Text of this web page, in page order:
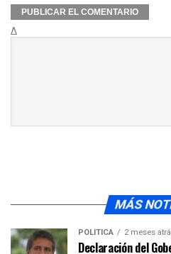
Δ
MÁS
POLÍTICA 2 meses
Declaración del